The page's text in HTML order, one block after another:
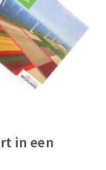
in een